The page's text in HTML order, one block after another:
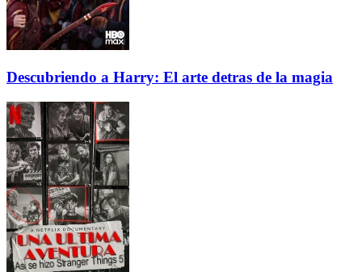
Descubriendo a Harry: El arte detras de la magia